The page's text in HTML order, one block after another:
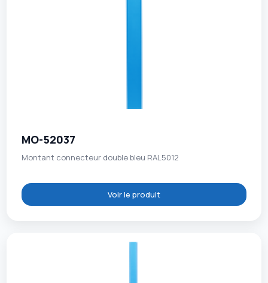
MO-52037
Montant connecteur double bleu RAL5012
Voir le produit